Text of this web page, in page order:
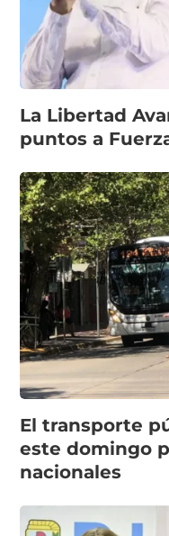
La Libertad
puntos a
El transporte
este domingo
nacionales